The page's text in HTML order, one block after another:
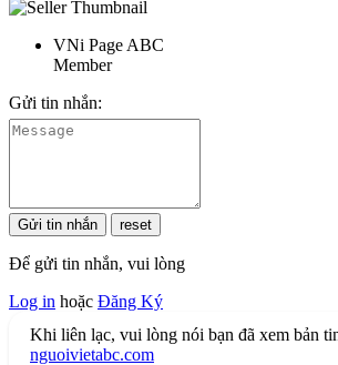
VNi Page ABC
Member
Gửi tin nhắn:
Để gửi tin nhắn, vui lòng
Log in hoặc Đăng Ký
Khi liên lạc, vui lòng nói bạn đã xem bản
nguoivietabc.com